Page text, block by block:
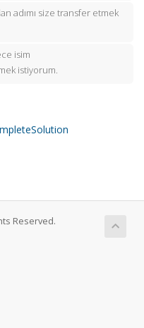
adımı size transfer etmek
isim
istiyorum.
Reserved.